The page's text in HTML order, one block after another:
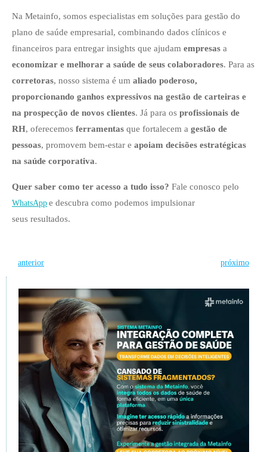
Na Metainfo, somos especialistas em soluções para gestão do
plano de saúde empresarial, combinando dados clínicos e
financeiros para entregar insights que ajudam empresas a
economizar e melhorar a saúde de seus colaboradores. Para as
corretoras, nosso sistema é um aliado poderoso,
proporcionando ganhos expressivos na gestão de carteiras e
na prospecção de novos clientes. Já para os profissionais de
RH, oferecemos ferramentas que fortalecem a gestão de
pessoas, promovem bem-estar e apoiam decisões estratégicas
na saúde corporativa.
Quer saber como ter acesso a tudo isso? Fale conosco pelo
WhatsApp e descubra como podemos impulsionar
seus resultados.
Post
anterior próximo